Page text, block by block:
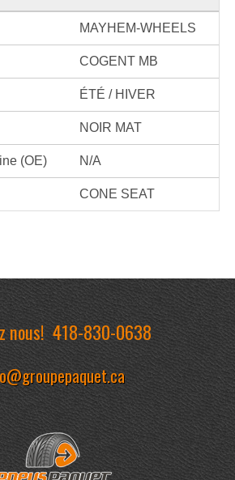
MAYHEM-WHEELS
COGENT MB
ÉTÉ / HIVER
NOIR MAT
(OE) N/A
CONE SEAT
nous!418-830-0638